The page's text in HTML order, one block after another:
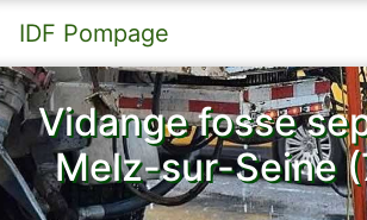
IDF Pompage
Vidange fosse
Melz-sur-Seine